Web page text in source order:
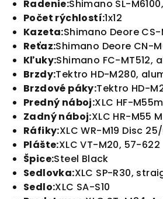
Radenie:Shimano SL-
Počet rýchlostí:1x12
Kazeta:Shimano Deore CS-
Reťaz:Shimano Deore CN-
Kľuky:Shimano FC-MT512,
Brzdy:Tektro HD-M280,
Brzdové páky:Tektro HD-
Predný náboj:XLC HF-
Zadný náboj:XLC HR-M55
Ráfiky:XLC WR-M19 Disc
Plášte:XLC VT-M20, 57-622
Špice:Steel Black
Sedlovka:XLC SP-R30,
Sedlo:XLC SA-S10